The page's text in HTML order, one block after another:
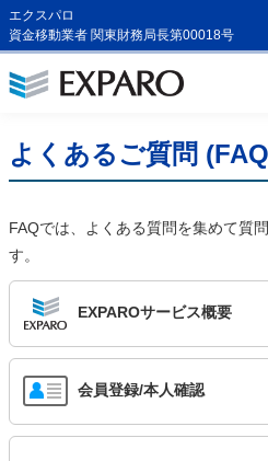
エクスパロ
資金移動業者 関東財務局長第00018号
よくあるご質問
FAQでは、よくある質問を集めて質
す。
EXPAROサービス概要
会員登録/本人確認